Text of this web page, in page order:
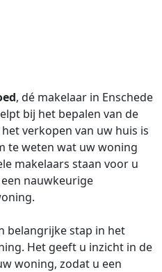
, dé makelaar in Enschede
bij het bepalen van de
verkopen van uw huis is
te weten wat uw woning
makelaars staan voor u
nauwkeurige
belangrijke stap in het
Het geeft u inzicht in de
woning, zodat u een